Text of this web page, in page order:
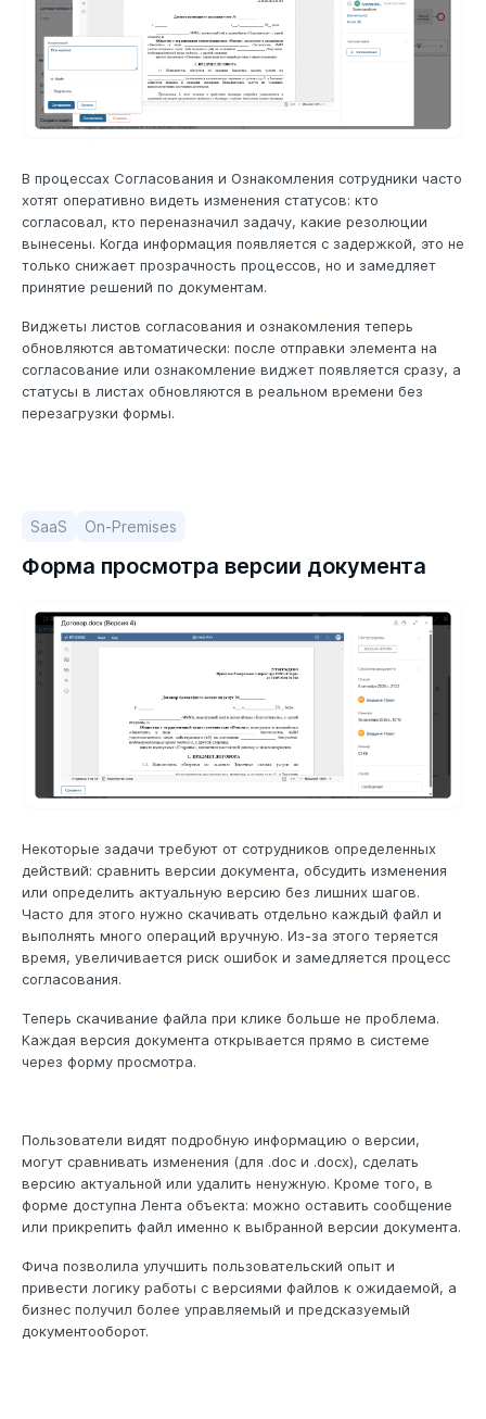
В процессах Согласования и Ознакомления сотрудники часто
хотят оперативно видеть изменения статусов: кто
согласовал, кто переназначил задачу, какие резолюции
вынесены. Когда информация появляется с задержкой, это не
только снижает прозрачность процессов, но и замедляет
принятие решений по документам.
Виджеты листов согласования и ознакомления теперь
обновляются автоматически: после отправки элемента на
согласование или ознакомление виджет появляется сразу, а
статусы в листах обновляются в реальном времени без
перезагрузки формы.
SaaS On-Premises
Форма просмотра версии документа
Некоторые задачи требуют от сотрудников определенных
действий: сравнить версии документа, обсудить изменения
или определить актуальную версию без лишних шагов.
Часто для этого нужно скачивать отдельно каждый файл и
выполнять много операций вручную. Из-за этого теряется
время, увеличивается риск ошибок и замедляется процесс
согласования.
Теперь скачивание файла при клике больше не проблема.
Каждая версия документа открывается прямо в системе
через форму просмотра.
Пользователи видят подробную информацию о версии,
могут сравнивать изменения (для .doc и .docx), сделать
версию актуальной или удалить ненужную. Кроме того, в
форме доступна Лента объекта: можно оставить сообщение
или прикрепить файл именно к выбранной версии документа.
Фича позволила улучшить пользовательский опыт и
привести логику работы с версиями файлов к ожидаемой, а
бизнес получил более управляемый и предсказуемый
документооборот.